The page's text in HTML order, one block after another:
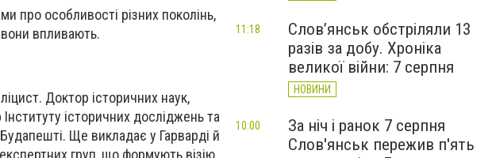
про особливості різних поколінь,
вони впливають.
Доктор історичних наук,
історичних досліджень та
Ще викладає у Гарварді й
груп, що формують візію
Слов’янськ обстріляли 13
разів за добу. Хроніка
великої війни: 7 серпня
НОВИНИ
11:18
За ніч і ранок 7 серпня
Слов'янськ пережив п'ять
10:00